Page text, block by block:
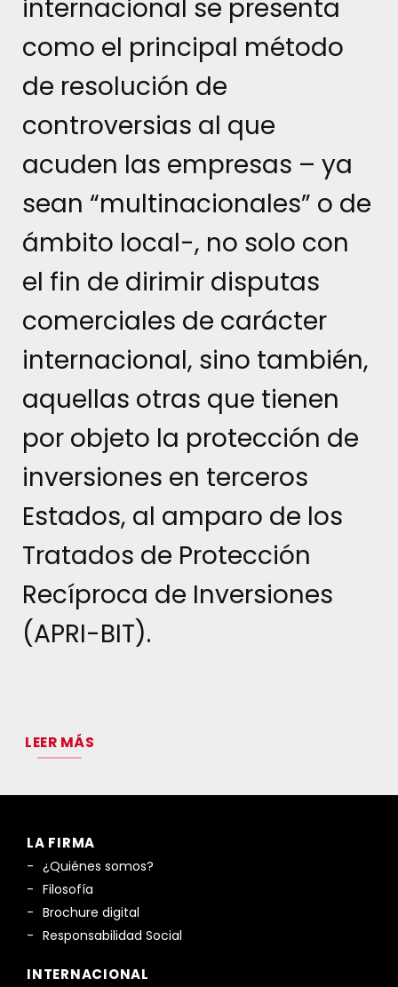
internacional se presenta
como el principal método
de resolución de
controversias al que
acuden las empresas – ya
sean “multinacionales” o de
ámbito local-, no solo con
el fin de dirimir disputas
comerciales de carácter
internacional, sino también,
aquellas otras que tienen
por objeto la protección de
inversiones en terceros
Estados, al amparo de los
Tratados de Protección
Recíproca de Inversiones
(APRI-BIT).
LEER MÁS
LA FIRMA
¿Quiénes somos?
Filosofía
Brochure digital
Responsabilidad Social
INTERNACIONAL